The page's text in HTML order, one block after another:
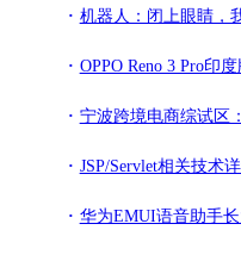
机器人：闭上眼睛，我
OPPO Reno 3 Pro印度版真机曝光：
宁波跨境电商综试区：第一时间整合
JSP/Servlet相关技术详解--那些
华为EMUI语音助手长大了，可识别